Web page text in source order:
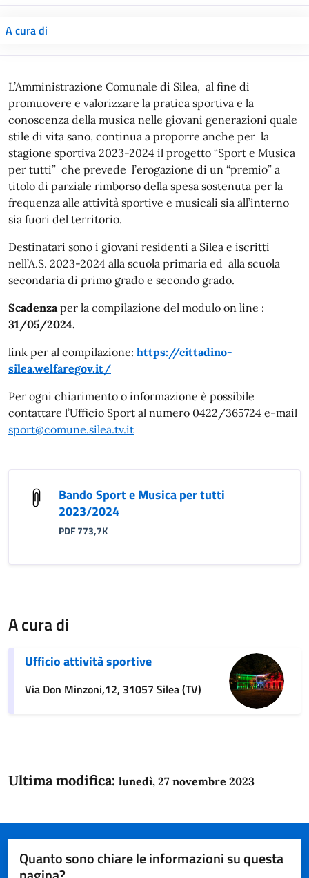
A cura di
L’Amministrazione Comunale di Silea, al fine di
promuovere e valorizzare la pratica sportiva e la
conoscenza della musica nelle giovani generazioni quale
stile di vita sano, continua a proporre anche per la
stagione sportiva 2023-2024 il progetto “Sport e Musica
per tutti” che prevede l’erogazione di un “premio” a
titolo di parziale rimborso della spesa sostenuta per la
frequenza alle attività sportive e musicali sia all’interno
sia fuori del territorio.
Destinatari sono i giovani residenti a Silea e iscritti
nell’A.S. 2023-2024 alla scuola primaria ed alla scuola
secondaria di primo grado e secondo grado.
Scadenzaper la compilazione del modulo on line :
31/05/2024.
link per al compilazione: https://cittadino-
silea.welfaregov.it/
Per ogni chiarimento o informazione è possibile
contattare l’Ufficio Sport al numero 0422/365724 e-mail
sport@comune.silea.tv.it
Bando Sport e Musica per tutti
2023/2024
PDF 773,7K
A cura di
Ufficio attività sportive
Via Don Minzoni,12, 31057 Silea (TV)
Ultima modifica: lunedì, 27 novembre 2023
Quanto sono chiare le informazioni su questa